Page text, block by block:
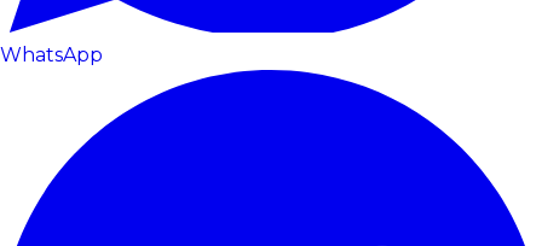
WhatsApp